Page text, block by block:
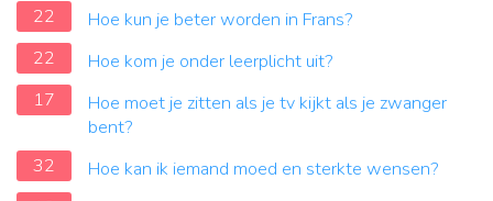
22
Hoe kun je beter worden in Frans?
22
Hoe kom je onder leerplicht uit?
17
Hoe moet je zitten als je tv kijkt als je zwanger
bent?
32
Hoe kan ik iemand moed en sterkte wensen?